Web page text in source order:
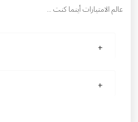
عالم الامتيازات أينما كنت ...